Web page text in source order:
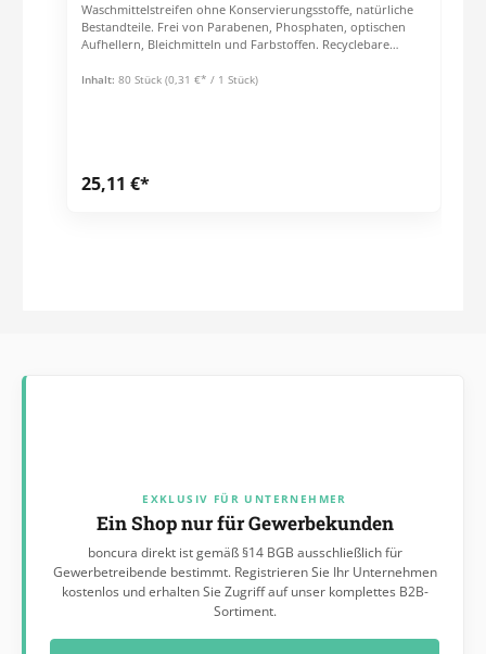
Waschmittelstreifen ohne Konservierungsstoffe, natürliche
Bestandteile. Frei von Parabenen, Phosphaten, optischen
Aufhellern, Bleichmitteln und Farbstoffen. Recyclebare
weiße, farbige und dunkle Wäsche sowie für Wolle und
Inhalt: 80 Stück (0,31 €* / 1 Stück)
25,11 €*
EXKLUSIV FÜR UNTERNEHMER
Ein Shop nur für Gewerbekunden
boncura direkt ist gemäß §14 BGB ausschließlich für
Gewerbetreibende bestimmt. Registrieren Sie Ihr Unternehmen
kostenlos und erhalten Sie Zugriff auf unser komplettes B2B-
Sortiment.